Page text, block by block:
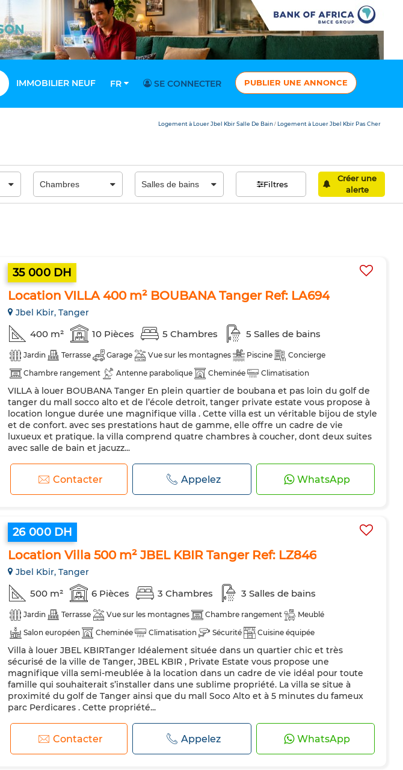
IMMOBILIER NEUF FR SE CONNECTER PUBLIER UNE ANNONCE
Logement à Louer Jbel Kbir Salle De Bain / Logement à Louer Jbel Kbir Pas Cher
Filtres
Créer une
alerte
35 000 DH
Location VILLA 400 m² BOUBANA Tanger Ref: LA694
Jbel Kbir, Tanger
400 m² 10 Pièces 5 Chambres 5 Salles de bains
Jardin Terrasse Garage Vue sur les montagnes Piscine
Concierge
Chambre rangement
Antenne parabolique Cheminée
Climatisation
Chauffage central
Sécurité Cuisine équipée Four
Machine à laver
Animaux domestiques autorisés
VILLA à louer BOUBANA Tanger En plein quartier de boubana et pas loin du golf de
tanger du mall socco alto et de l’école detroit, tanger private estate vous propose à
location longue durée une magnifique villa . Cette villa est un véritable bijou de style
et de confort. avec ses prestations haut de gamme, elle offre un cadre de vie
luxueux et pratique. la villa comprend quatre chambres à coucher, dont deux suites
avec salle de bain et jacuzz...
Contacter Appelez WhatsApp
26 000 DH
Location Villa 500 m² JBEL KBIR Tanger Ref: LZ846
Jbel Kbir, Tanger
500 m² 6 Pièces 3 Chambres 3 Salles de bains
Jardin Terrasse Vue sur les montagnes Chambre rangement
Meublé
Salon européen
Cheminée Climatisation Sécurité
Cuisine équipée
Réfrigérateur
Four Machine à laver Micro-ondes Animaux domestiques autorisés
Villa à louer JBEL KBIRTanger Idéalement située dans un quartier chic et très
sécurisé de la ville de Tanger, JBEL KBIR , Private Estate vous propose une
magnifique villa semi-meublée à la location dans un cadre de vie idéal pour toute
famille qui souhaiterait s’installer dans une sublime propriété. La villa se situe à
proximité du golf de Tanger ainsi que du mall Soco Alto et à 5 minutes du fameux
parc Perdicares . Cette propriété...
Contacter Appelez WhatsApp